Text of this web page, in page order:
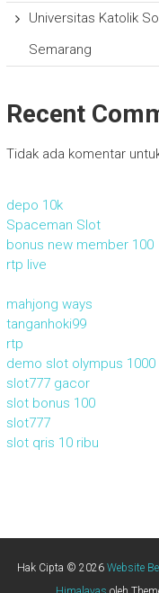
Universitas Katolik
Semarang
Recent
Tidak ada komentar
depo 10k
Spaceman Slot
bonus new member 100
rtp live
mahjong ways
tanganhoki99
rtp
demo slot olympus 1000
slot777 gacor
slot bonus 100
slot777
slot qris 10 ribu
Hak Cipta © 2026Website